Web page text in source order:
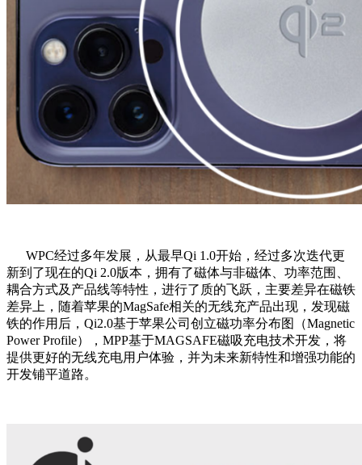
WPC经过多年发展，从最早Qi 1.0开始，经过多次迭代更
新到了现在的Qi 2.0版本，拥有了磁体与非磁体、功率范围、
耦合方式及产品线等特性，进行了质的飞跃，主要差异在磁铁
差异上，随着苹果的MagSafe相关的无线充产品出现，发现磁
铁的作用后，Qi2.0基于苹果公司创立磁功率分布图（Magnetic
Power Profile），MPP基于MAGSAFE磁吸充电技术开发，将
提供更好的无线充电用户体验，并为未来新特性和增强功能的
开发铺平道路。